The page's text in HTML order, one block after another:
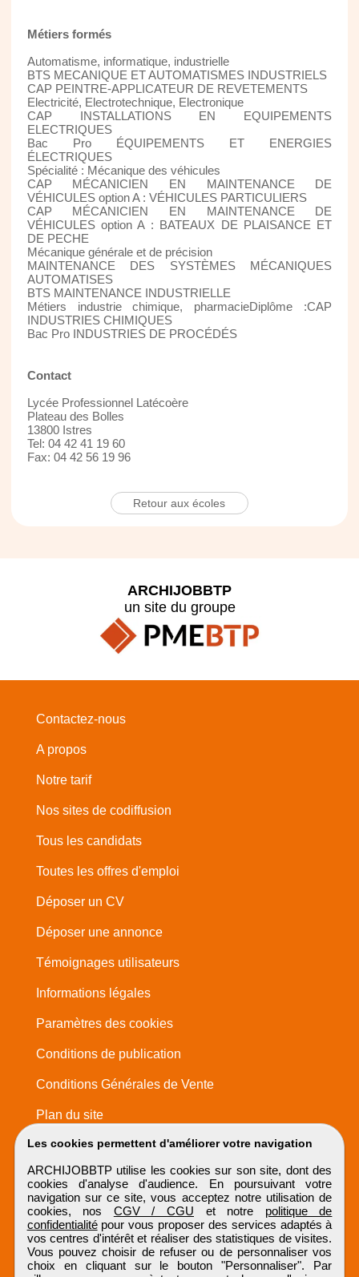
Métiers formés
Automatisme, informatique, industrielle
BTS MECANIQUE ET AUTOMATISMES INDUSTRIELS
CAP PEINTRE-APPLICATEUR DE REVETEMENTS
Electricité, Electrotechnique, Electronique
CAP INSTALLATIONS EN EQUIPEMENTS
ELECTRIQUES
Bac Pro ÉQUIPEMENTS ET ENERGIES
ÉLECTRIQUES
Spécialité : Mécanique des véhicules
CAP MÉCANICIEN EN MAINTENANCE DE
VÉHICULES option A : VÉHICULES PARTICULIERS
CAP MÉCANICIEN EN MAINTENANCE DE
VÉHICULES option A : BATEAUX DE PLAISANCE ET
DE PECHE
Mécanique générale et de précision
MAINTENANCE DES SYSTÈMES MÉCANIQUES
AUTOMATISES
BTS MAINTENANCE INDUSTRIELLE
Métiers industrie chimique, pharmacieDiplôme :CAP
INDUSTRIES CHIMIQUES
Bac Pro INDUSTRIES DE PROCÉDÉS
Contact
Lycée Professionnel Latécoère
Plateau des Bolles
13800 Istres
Tel: 04 42 41 19 60
Fax: 04 42 56 19 96
Retour aux écoles
Les cookies permettent d'améliorer votre navigation
ARCHIJOBBTP utilise les cookies sur son site, dont des
cookies d'analyse d'audience. En poursuivant votre
navigation sur ce site, vous acceptez notre utilisation de
cookies, nos CGV / CGU et notre politique de
confidentialitépour vous proposer des services adaptés à
vos centres d'intérêt et réaliser des statistiques de visites.
Vous pouvez choisir de refuser ou de personnaliser vos
choix en cliquant sur le bouton "Personnaliser". Par
ARCHIJOBBTP
un site du groupe
Contactez-nous
A propos
Notre tarif
Nos sites de codiffusion
Tous les candidats
Toutes les offres d'emploi
Déposer un CV
Déposer une annonce
Témoignages utilisateurs
Informations légales
Paramètres des cookies
Conditions de publication
Conditions Générales de Vente
Plan du site